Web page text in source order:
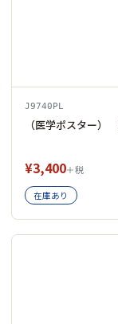
J9740PL
（医学ポスター
¥3,400＋税
在庫あり